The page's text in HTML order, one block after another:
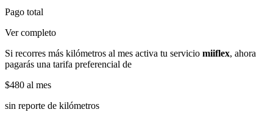
Pago total
Ver completo
Si recorres más kilómetros al mes activa tu servicio miiflex, ahora
pagarás una tarifa preferencial de
$480 al mes
sin reporte de kilómetros